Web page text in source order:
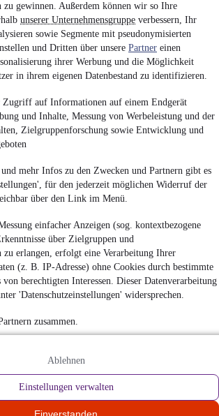
gewinnen. Außerdem können wir so Ihre
unserer Unternehmensgruppe verbessern, Ihr
sowie Segmente mit pseudonymisierten
und Dritten über unsere Partner einen
ihrer Werbung und die Möglichkeit
in ihrem eigenen Datenbestand zu identifizieren.
Zugriff auf Informationen auf einem Endgerät
und Inhalte, Messung von Werbeleistung und der
Zielgruppenforschung sowie Entwicklung und
mehr Infos zu den Zwecken und Partnern gibt es
für den jederzeit möglichen Widerruf der
über den Link im Menü.
einfacher Anzeigen (sog. kontextbezogene
über Zielgruppen und
erlangen, erfolgt eine Verarbeitung Ihrer
(z. B. IP-Adresse) ohne Cookies durch bestimmte
von berechtigten Interessen. Dieser Datenverarbeitung
'Datenschutzeinstellungen' widersprechen.
zusammen.
Ablehnen
Einstellungen verwalten